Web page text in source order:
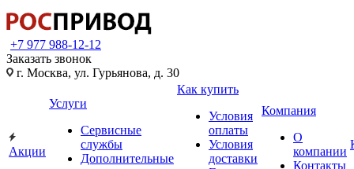
+7 977 988-12-12
Заказать звонок
г. Москва, ул. Гурьянова, д. 30
Акции
Услуги
Сервисные
службы
Дополнительные
Как купить
Условия
оплаты
Условия
доставки
Компания
О
компании
Контакты